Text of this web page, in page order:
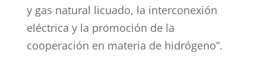
y gas natural licuado, la interconexión
eléctrica y la promoción de la
cooperación en materia de hidrógeno”.